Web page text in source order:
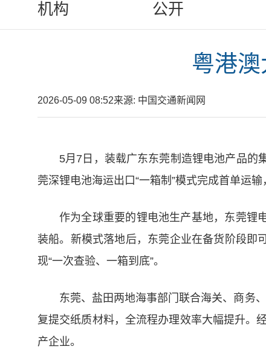
机构 公开
粤港
2026-05-09 08:52来源: 中国交通新闻网
5月7日，装载广东东莞制造锂电池产品的
莞深锂电池海运出口“一箱制”模式完成首单运
作为全球重要的锂电池生产基地，东莞锂
装船。新模式落地后，东莞企业在备货阶段即
现“一次查验、一箱到底”。
东莞、盐田两地海事部门联合海关、商务
复提交纸质材料，全流程办理效率大幅提升。
产企业。